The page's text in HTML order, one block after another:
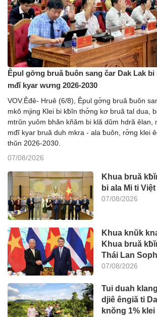
Êpul gơ̆ng bruă ƀuôn sang čar Dak Lak bi
mđĭ kyar wưng 2026-2030
VOV.Êđê- Hruê (6/8), Êpul gơ̆ng bruă ƀuôn
mkŏ mjing Klei bi kƀĭn thơ̆ng kơ bruă tal dua,
mtrŭn yuôm bhăn kñăm bi klă dŭm hdră êlan,
mđĭ kyar bruă duh mkra - ala ƀuôn, rơ̆ng klei
thŭn 2026-2030.
07/08/2026
Khua bruă
bi ala Mi ti
07/08/2026
Khua knŭk
Khua bruă
Thái Lan
07/08/2026
Tui duah
djiê êngiă ti
knŏng 1%